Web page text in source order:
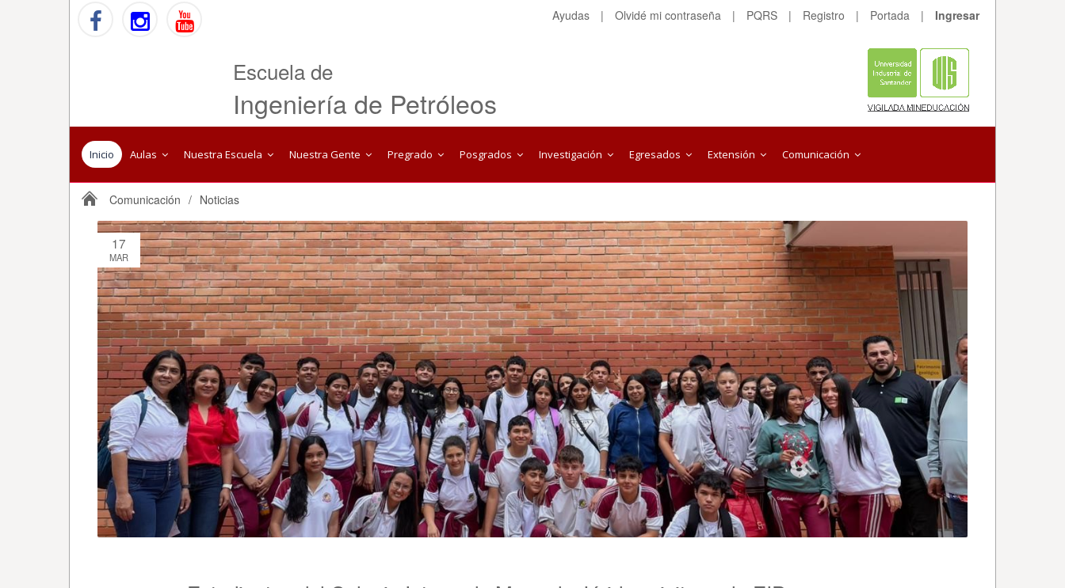
Ayudas | Olvidé mi contraseña | PQRS | Registro | Portada | Ingresar
Escuela de
Ingeniería de Petróleos
Inicio Aulas Nuestra Escuela Nuestra Gente Pregrado Posgrados Investigación Egresados Extensión Comunicación
Comunicación / Noticias